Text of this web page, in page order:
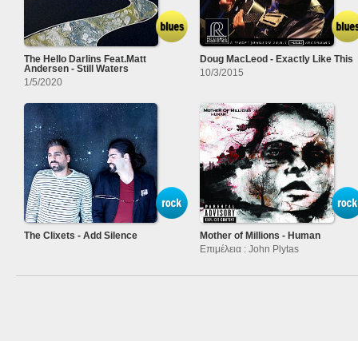
The Hello Darlins Feat.Matt
Andersen - Still Waters
1/5/2020
Doug MacLeod - Exactly Like This
10/3/2015
The Clixets - Add Silence
Mother of Millions - Human
Επιμέλεια : John Plytas